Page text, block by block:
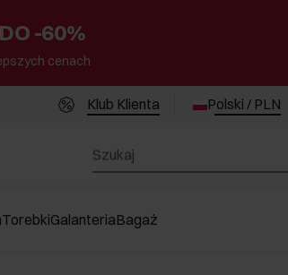
-60%
cenach
Klub Klienta Polski / PLN
TorebkiGalanteriaBagaż